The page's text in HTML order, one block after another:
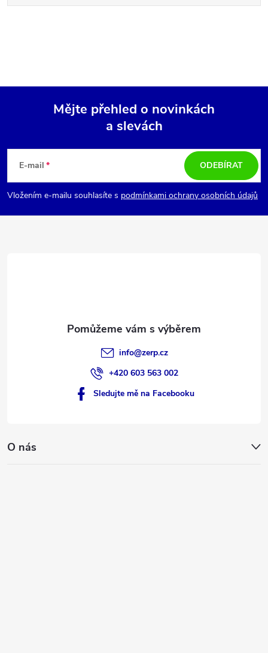
p
a
Mějte přehled o novinkách
a slevách
E-mail
Vložením e-mailu souhlasíte s podmínkami ochrany osobních údajů
ODEBÍRAT
info@zerp.cz
+420 603 563 002
Sledujte mě na Facebooku
O nás